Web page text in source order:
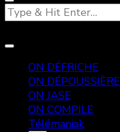
Looking
for
ON DÉFRICHE
ON DÉPOUSSIÈRE
ON JASE
ON COMPILE
Télémaniak